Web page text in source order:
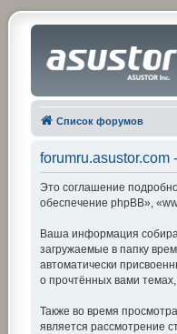
Список форумов
Это соглашение
обеспечение phpBB»,
Ваша информация
загружаемые в папку
автоматически
о прочтённых вами
Также во время
является рассмотрение